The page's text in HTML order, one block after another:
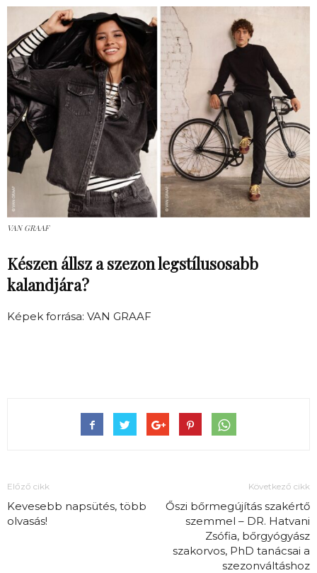
VAN GRAAF
Készen állsz a szezon legstílusosabb
kalandjára?
Képek forrása: VAN GRAAF
Előző cikk
Kevesebb napsütés, több
olvasás!
Következő cikk
Őszi bőrmegújítás szakértő
szemmel – DR. Hatvani
Zsófia, bőrgyógyász
szakorvos, PhD tanácsai a
szezonváltáshoz